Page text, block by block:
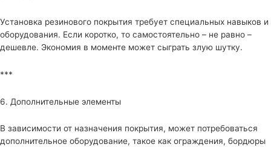
Установка резинового покрытия требует специальных навыков и
оборудования. Если коротко, то самостоятельно – не равно –
дешевле. Экономия в моменте может сыграть злую шутку.
***
6. Дополнительные элементы
В зависимости от назначения покрытия, может потребоваться
дополнительное оборудование, такое как ограждения, бордюры